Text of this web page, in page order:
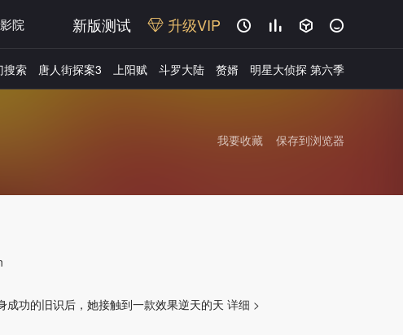
院 新版测试 升级VIP    
搜索 唐人街探案3 上阳赋 斗罗大陆 赘婿 明星大侦探 第六季
保存到浏览器
我要收藏
功的旧识后，她接触到一款效果逆天的天 详细 >